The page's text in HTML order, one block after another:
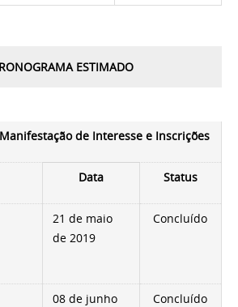
ESTIMADO
de Interesse e Inscrições
Data Status
21 de maio
de 2019
Concluído
08 de junho
Concluído